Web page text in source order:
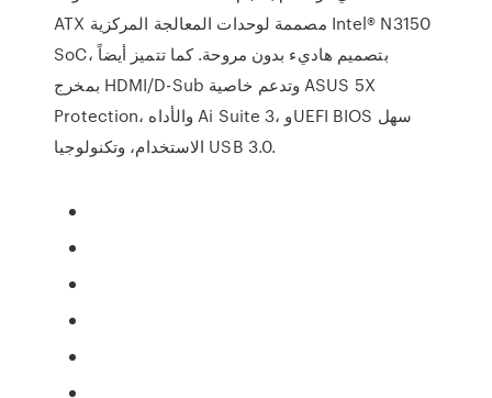
ATX مصممة لوحدات المعالجة المركزية Intel® N3150
SoC، بتصميم هاديء بدون مروحة. كما تتميز أيضاً
بمخرج HDMI/D-Sub وتدعم خاصية ASUS 5X
Protection، والأداه Ai Suite 3، وUEFI BIOS سهل
الاستخدام، وتكنولوجيا USB 3.0.